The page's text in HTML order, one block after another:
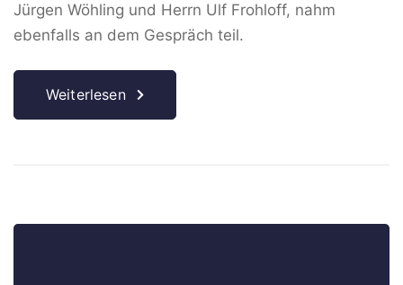
Jürgen Wöhling und Herrn Ulf Frohloff, nahm
ebenfalls an dem Gespräch teil.
Weiterlesen